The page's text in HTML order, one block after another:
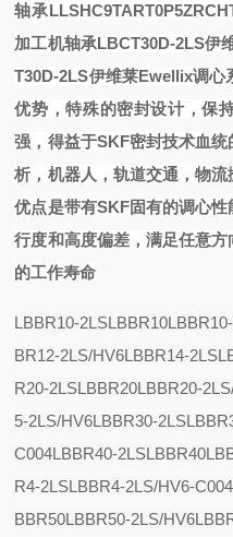
轴承LLSHC9TART0P5ZRC
加工机轴承LBCT30D-2LS伊
T30D-2LS伊维莱Ewellix调心
优势，特殊的密封设计，保
强，得益于SKF密封技术血
析，机器人，轨道交通，物流
优点是带有SKF固有的调心
行度和高度偏差，满足任意
的工作寿命
LBBR10-2LSLBBR10
BR12-2LS/HV6LBBR14-2LS
R20-2LSLBBR20LBBR20-
5-2LS/HV6LBBR30-2LS
C004LBBR40-2LSLBBR40
R4-2LSLBBR4-2LS/HV6-C004
BBR50LBBR50-2LS/HV6